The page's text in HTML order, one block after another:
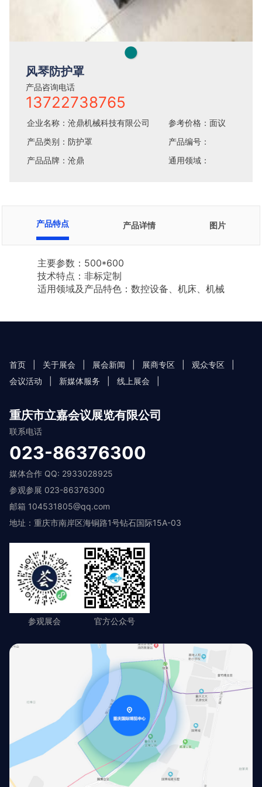
●
风琴防护罩
产品咨询电话
13722738765
企业名称：沧鼎机械科技有限公司
参考价格：面议
产品类别：防护罩
产品编号：
产品品牌：沧鼎
通用领域：
产品特点 产品详情 图片
主要参数：500*600
技术特点：非标定制
适用领域及产品特色：数控设备、机床、机械
首页 关于展会 展会新闻 展商专区 观众专区
会议活动
新媒体服务 线上展会
重庆市立嘉会议展览有限公司
联系电话
023-86376300
媒体合作 QQ: 2933028925
参观参展 023-86376300
邮箱 104531805@qq.com
地址：重庆市南岸区海铜路1号钻石国际15A-03
参观展会 官方公众号